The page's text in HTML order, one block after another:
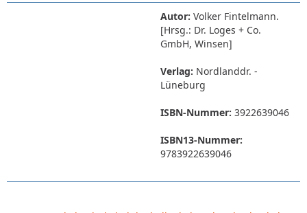
Autor: Volker Fintelmann.
[Hrsg.: Dr. Loges + Co.
GmbH, Winsen]
Verlag: Nordlanddr. -
Lüneburg
ISBN-Nummer: 3922639046
ISBN13-Nummer:
9783922639046